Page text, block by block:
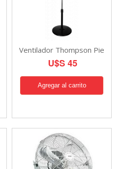
Ventilador Thompson Pie
U$S 45